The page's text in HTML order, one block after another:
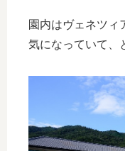
園内はヴェネツィ
気になっていて、